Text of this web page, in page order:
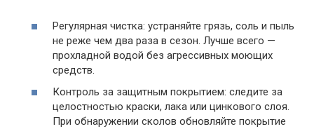
Регулярная чистка: устраняйте грязь, соль и пыль
не реже чем два раза в сезон. Лучше всего —
прохладной водой без агрессивных моющих
средств.
Контроль за защитным покрытием: следите за
целостностью краски, лака или цинкового слоя.
При обнаружении сколов обновляйте покрытие